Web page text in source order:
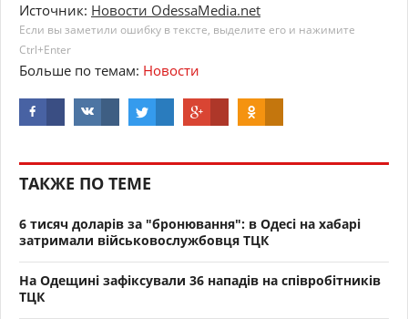
Источник: Новости OdessaMedia.net
Если вы заметили ошибку в тексте, выделите его и нажимите
Ctrl+Enter
Больше по темам: Новости
ТАКЖЕ ПО ТЕМЕ
6 тисяч доларів за "бронювання": в Одесі на хабарі
затримали військовослужбовця ТЦК
На Одещині зафіксували 36 нападів на співробітників
ТЦК